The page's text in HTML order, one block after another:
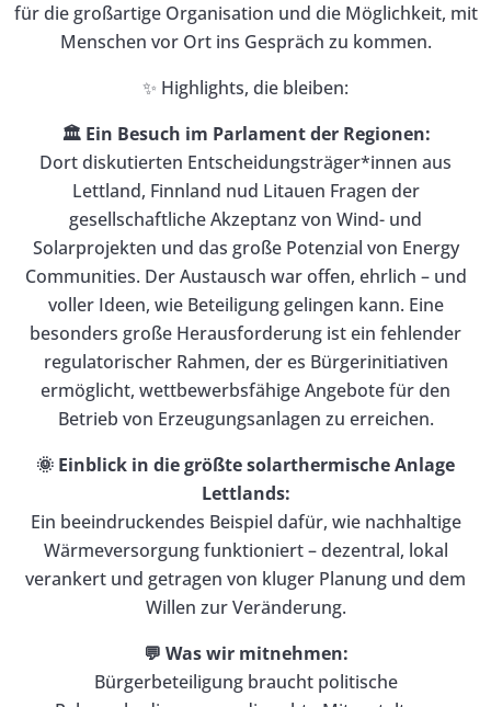
für die großartige Organisation und die Möglichkeit, mit
Menschen vor Ort ins Gespräch zu kommen.
✨ Highlights, die bleiben:
🏛️ Ein Besuch im Parlament der Regionen:
Dort diskutierten Entscheidungsträger*innen aus
Lettland, Finnland nud Litauen Fragen der
gesellschaftliche Akzeptanz von Wind- und
Solarprojekten und das große Potenzial von Energy
Communities. Der Austausch war offen, ehrlich – und
voller Ideen, wie Beteiligung gelingen kann. Eine
besonders große Herausforderung ist ein fehlender
regulatorischer Rahmen, der es Bürgerinitiativen
ermöglicht, wettbewerbsfähige Angebote für den
Betrieb von Erzeugungsanlagen zu erreichen.
🌞 Einblick in die größte solarthermische Anlage
Lettlands:
Ein beeindruckendes Beispiel dafür, wie nachhaltige
Wärmeversorgung funktioniert – dezentral, lokal
verankert und getragen von kluger Planung und dem
Willen zur Veränderung.
💬 Was wir mitnehmen:
Bürgerbeteiligung braucht politische